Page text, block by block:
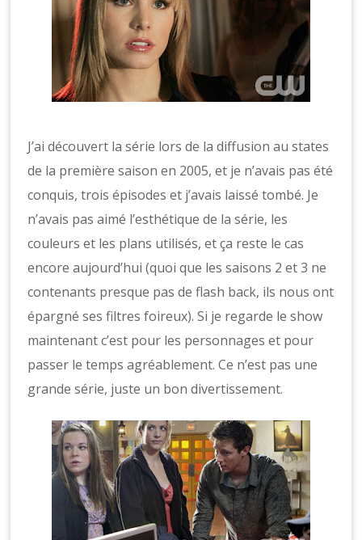
J’ai découvert la série lors de la diffusion au states
de la première saison en 2005, et je n’avais pas été
conquis, trois épisodes et j’avais laissé tombé. Je
n’avais pas aimé l’esthétique de la série, les
couleurs et les plans utilisés, et ça reste le cas
encore aujourd’hui (quoi que les saisons 2 et 3 ne
contenants presque pas de flash back, ils nous ont
épargné ses filtres foireux). Si je regarde le show
maintenant c’est pour les personnages et pour
passer le temps agréablement. Ce n’est pas une
grande série, juste un bon divertissement.